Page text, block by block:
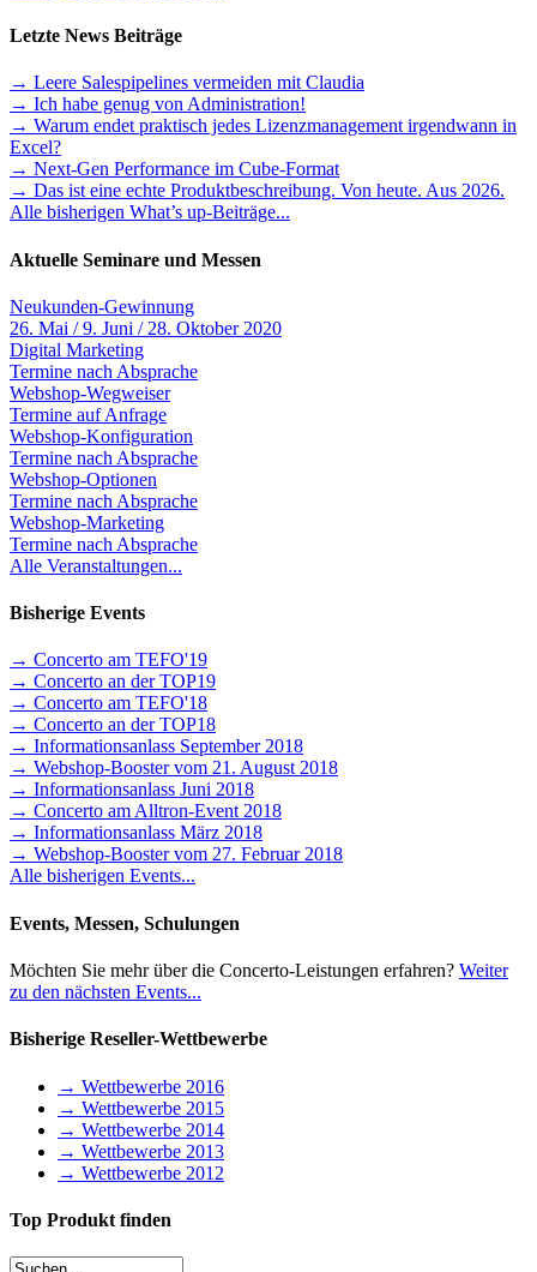
Letzte News Beiträge
→ Leere Salespipelines vermeiden mit Claudia
→ Ich habe genug von Administration!
→ Warum endet praktisch jedes Lizenzmanagement irgendwann in
Excel?
→ Next-Gen Performance im Cube-Format
→ Das ist eine echte Produktbeschreibung. Von heute. Aus 2026.
Alle bisherigen What’s up-Beiträge...
Aktuelle Seminare und Messen
Neukunden-Gewinnung
26. Mai / 9. Juni / 28. Oktober 2020
Digital Marketing
Termine nach Absprache
Webshop-Wegweiser
Termine auf Anfrage
Webshop-Konfiguration
Termine nach Absprache
Webshop-Optionen
Termine nach Absprache
Webshop-Marketing
Termine nach Absprache
Alle Veranstaltungen...
Bisherige Events
→ Concerto am TEFO'19
→ Concerto an der TOP19
→ Concerto am TEFO'18
→ Concerto an der TOP18
→ Informationsanlass September 2018
→ Webshop-Booster vom 21. August 2018
→ Informationsanlass Juni 2018
→ Concerto am Alltron-Event 2018
→ Informationsanlass März 2018
→ Webshop-Booster vom 27. Februar 2018
Alle bisherigen Events...
Events, Messen, Schulungen
Möchten Sie mehr über die Concerto-Leistungen erfahren? Weiter
zu den nächsten Events...
Bisherige Reseller-Wettbewerbe
→ Wettbewerbe 2016
→ Wettbewerbe 2015
→ Wettbewerbe 2014
→ Wettbewerbe 2013
→ Wettbewerbe 2012
Top Produkt finden